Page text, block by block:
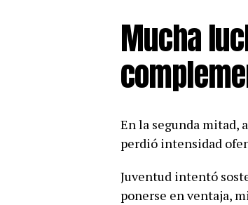
Mucha
En la segunda mitad,
perdió intensidad
Juventud intentó
ponerse en ventaja,